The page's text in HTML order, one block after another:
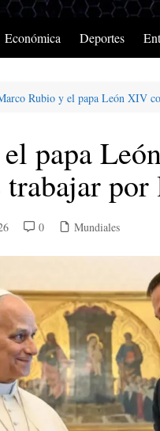
Económica Deportes
Rubio y el papa León XIV
papa
por
0 Mundiales